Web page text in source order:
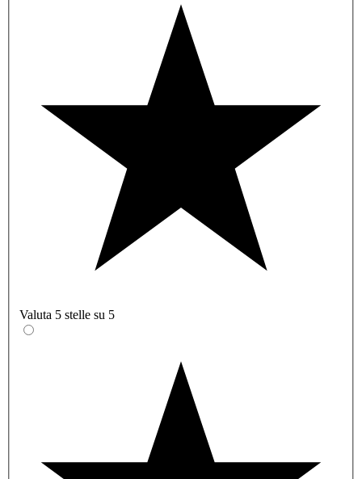
Valuta 5 stelle su 5